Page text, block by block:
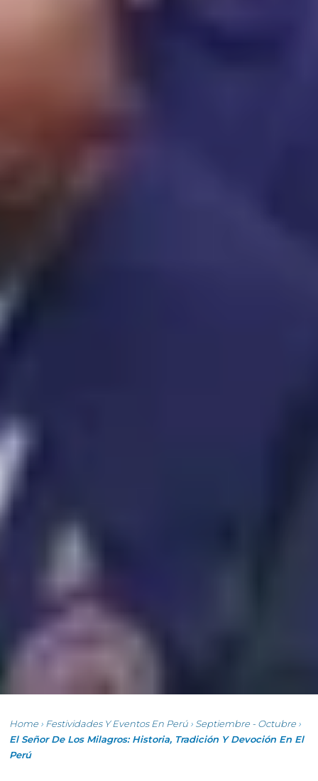
Home › Festividades Y Eventos En Perú › Septiembre - Octubre ›
El Señor De Los Milagros: Historia, Tradición Y Devoción En El
Perú